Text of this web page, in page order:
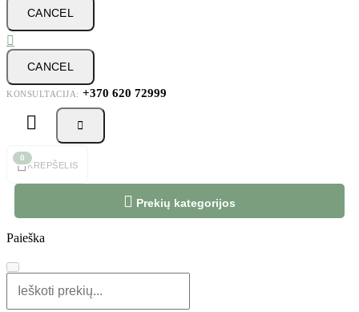
CANCEL

CANCEL
KONSULTACIJA: +370 620 72999
 

0
KREPŠELIS
 Prekių kategorijos
Paieška